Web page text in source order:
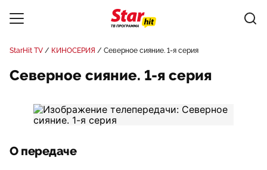
StarHit TV КИНОСЕРИЯ Северное сияние. 1-я серия
Северное сияние. 1-я серия
О передаче